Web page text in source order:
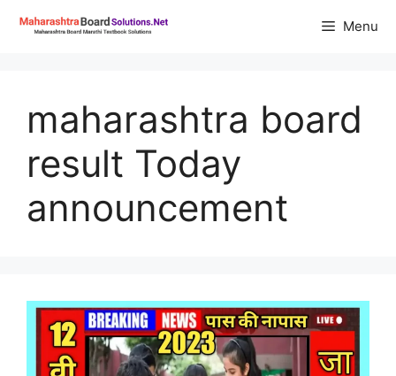
Menu
maharashtra board
result Today
announcement